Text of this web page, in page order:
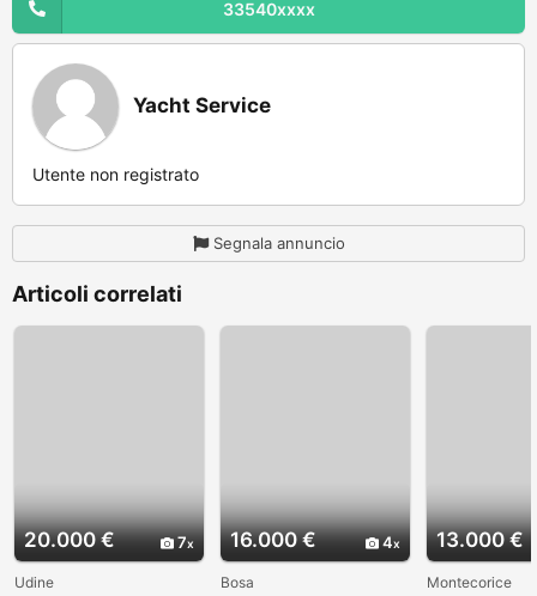
33540xxxx
Yacht Service
Utente non registrato
Segnala annuncio
Articoli correlati
20.000 € 7
Udine
16.000 € 4
Bosa
13.000 €
Montecorice